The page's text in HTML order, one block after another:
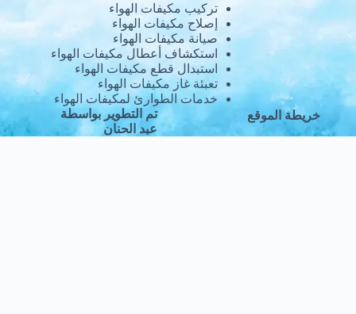
تركيب مكيفات الهواء
إصلاح مكيفات الهواء
صيانة مكيفات الهواء
استكشاف أعطال مكيفات الهواء
استبدال قطع مكيفات الهواء
تعبئة غاز مكيفات الهواء
خدمات الطوارئ لمكيفات الهواء
خريطة الموقع
تم التطوير بواسطة
عبد الحنان